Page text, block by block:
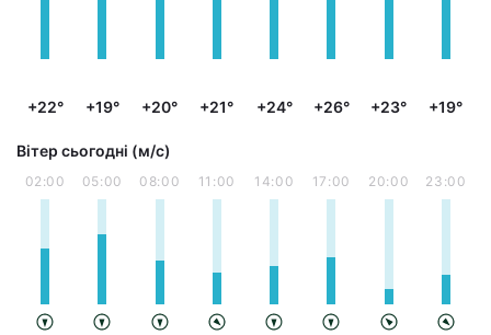
+22° +19° +20° +21° +24° +26° +23° +19°
Вітер сьогодні (м/с)
02:00 05:00 08:00 11:00 14:00 17:00 20:00 23:00